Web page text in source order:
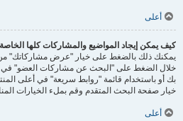
أعلى
كيف يمكن إيجاد المواضيع والمشاركات كلها
يمكنك ذلك بالضغط على خيار "عرض مشاركاتك"
خلال الضغط على "البحث عن مشاركات العضو"
بك أو باستخدام قائمة "روابط سريعة" في أعلى
خيار صفحة البحث المتقدم وقم بملء الخيارات
أعلى